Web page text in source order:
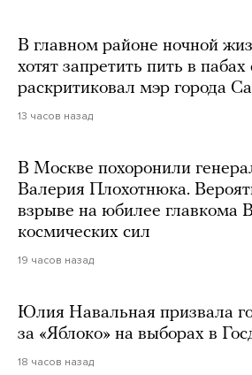
В главном районе ночной
хотят запретить пить в
раскритиковал мэр города
13 часов назад
В Москве похоронили
Валерия Плохотнюка.
взрыве на юбилее главкома
космических сил
19 часов назад
Юлия Навальная призвала
за «Яблоко» на выборах в
18 часов назад